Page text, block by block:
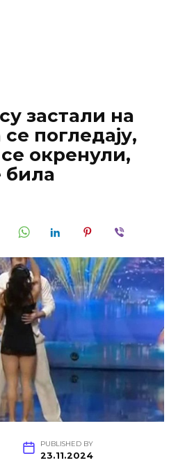
застали на
погледају,
окренули,
била
PUBLISHED BY
23.11.2024